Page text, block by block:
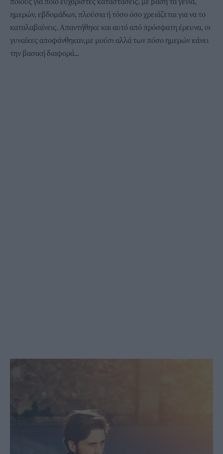
ημερών, εβδομάδων, πλούσια ή τόσο όσο χρειάζεται για να το
καταλαβαίνεις. Απαντήθηκε και αυτό από πρόσφατη έρευνα, οι
γυναίκες αποφάνθηκαν,με μούσι αλλά των πόσο ημερών κάνει
την βασική διαφορά...